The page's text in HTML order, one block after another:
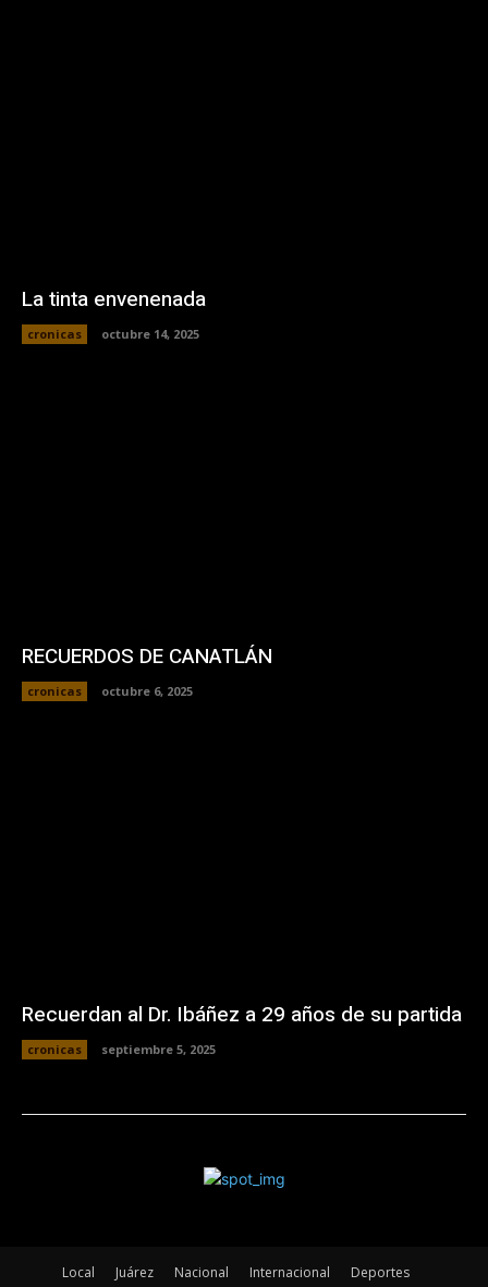
La tinta envenenada
cronicas octubre 14, 2025
RECUERDOS DE CANATLÁN
cronicas octubre 6, 2025
Recuerdan al Dr. Ibáñez a 29 años de su partida
cronicas septiembre 5, 2025
Local Juárez Nacional Internacional
Deportes